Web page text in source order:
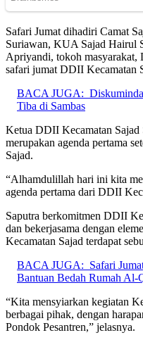
Safari Jumat dihadiri Camat
Suriawan, KUA Sajad Hairul
Apriyandi, tokoh masyarakat,
safari jumat DDII Kecamatan
BACA JUGA:
Tiba di Sambas
Ketua DDII Kecamatan Sajad
merupakan agenda pertama
Sajad.
“Alhamdulillah hari ini kita
agenda pertama dari DDII
Saputra berkomitmen DDII
dan bekerjasama dengan
Kecamatan Sajad terdapat
BACA JUGA: Safari
Bantuan Bedah Rumah Al-
“Kita mensyiarkan kegiatan
berbagai pihak, dengan
Pondok Pesantren,” jelasnya.